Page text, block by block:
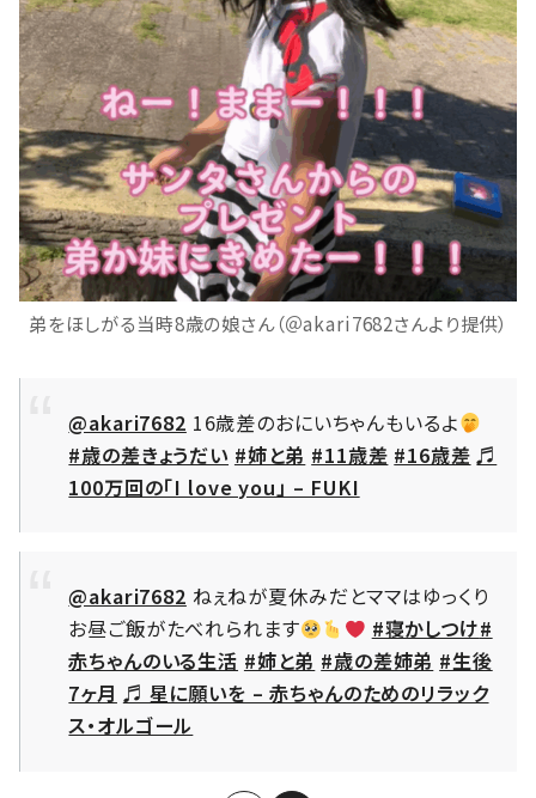
弟をほしがる当時8歳の娘さん（＠akari7682さんより提供）
@akari7682 16歳差のおにいちゃんもいるよ
#歳の差きょうだい #姉と弟 #11歳差 #16歳差 ♬
100万回の「I love you」 – FUKI
@akari7682 ねぇねが夏休みだとママはゆっくり
お昼ご飯がたべれられます
#寝かしつけ#
赤ちゃんのいる生活 #姉と弟 #歳の差姉弟 #生後
7ヶ月 ♬ 星に願いを – 赤ちゃんのためのリラック
ス・オルゴール